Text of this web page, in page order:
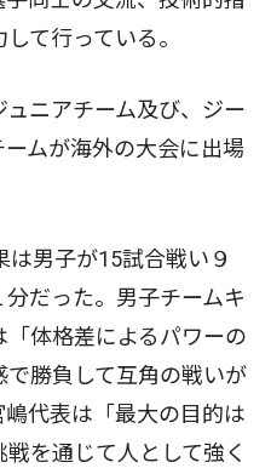
て行っている。
ニアチーム及び、ジー
ムが海外の大会に出場
男子が15試合戦い９
だった。男子チームキ
体格差によるパワーの
勝負して互角の戦いが
代表は「最大の目的は
を通じて人として強く